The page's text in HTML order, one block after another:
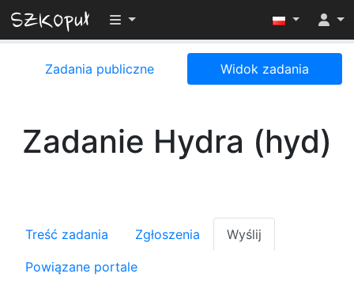
Przełącz widoczność menu
Zadania publiczne Widok zadania
Zadanie Hydra (hyd)
Treść zadania Zgłoszenia Wyślij
Powiązane portale